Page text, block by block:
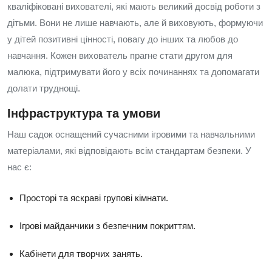
кваліфіковані вихователі, які мають великий досвід роботи з
дітьми. Вони не лише навчають, але й виховують, формуючи
у дітей позитивні цінності, повагу до інших та любов до
навчання. Кожен вихователь прагне стати другом для
малюка, підтримувати його у всіх починаннях та допомагати
долати труднощі.
Інфраструктура та умови
Наш садок оснащений сучасними ігровими та навчальними
матеріалами, які відповідають всім стандартам безпеки. У
нас є:
Просторі та яскраві групові кімнати.
Ігрові майданчики з безпечним покриттям.
Кабінети для творчих занять.